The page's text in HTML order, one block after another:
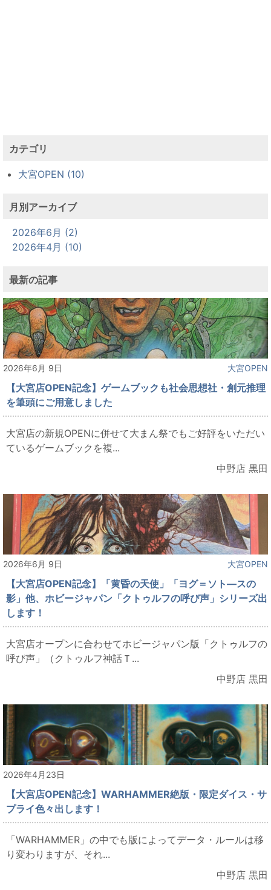
カテゴリ
大宮OPEN (10)
月別アーカイブ
2026年6月 (2)
2026年4月 (10)
最新の記事
2026年6月 9日 大宮OPEN
【大宮店OPEN記念】ゲームブックも社会思想社・創元推理
を筆頭にご用意しました
大宮店の新規OPENに併せて大まん祭でもご好評をいただい
ているゲームブックを複...
中野店 黒田
2026年6月 9日 大宮OPEN
【大宮店OPEN記念】「黄昏の天使」「ヨグ＝ソト―スの
影」他、ホビージャパン「クトゥルフの呼び声」シリーズ出
します！
大宮店オープンに合わせてホビージャパン版「クトゥルフの
呼び声」（クトゥルフ神話Ｔ...
中野店 黒田
2026年4月23日
【大宮店OPEN記念】WARHAMMER絶版・限定ダイス・サ
プライ色々出します！
「WARHAMMER」の中でも版によってデータ・ルールは移
り変わりますが、それ...
中野店 黒田